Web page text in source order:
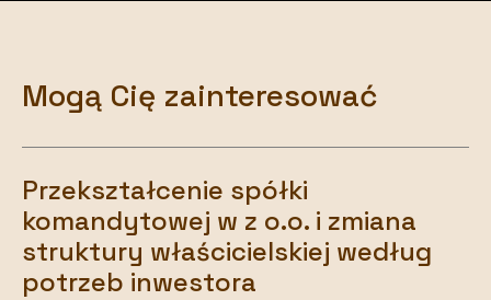
Mogą Cię zainteresować
Przekształcenie spółki
komandytowej w z o.o. i zmiana
struktury właścicielskiej według
potrzeb inwestora